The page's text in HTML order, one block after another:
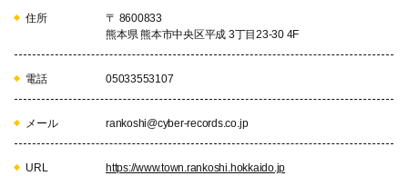
住所
〒 8600833
熊本県 熊本市中央区平成 3丁目23-30 4F
電話 05033553107
メール rankoshi@cyber-records.co.jp
URL https://www.town.rankoshi.hokkaido.jp